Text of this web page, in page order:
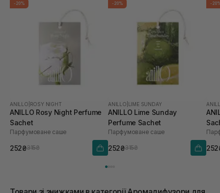
-20%
ANILLO ROSY NIGHT
ANILLO Rosy Night Perfume
Sachet
Парфумоване саше
252₴315₴
-20%
ANILLO LIME SUNDAY
ANILLO Lime Sunday
Perfume Sachet
Парфумоване саше
252₴315₴
-